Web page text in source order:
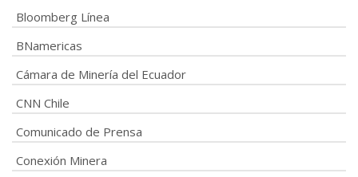
Bloomberg Línea
BNamericas
Cámara de Minería del Ecuador
CNN Chile
Comunicado de Prensa
Conexión Minera